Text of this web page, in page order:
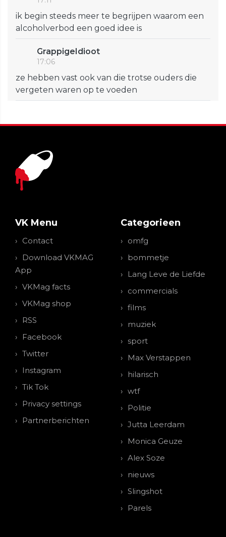
ik begin steeds meer te begrijpen waarom een
alcoholverbod een goed idee is
GrappigeIdioot
17:06
ze hebben vast ook van die trotse ouders die
vergeten waren op te voeden
VK Menu
Contact
Download VKMAG
App
VKMag facts
VKMag shop
RSS
Facebook
Twitter
Instagram
Tik Tok
Privacy settings
Partnerberichten
Categorieen
omfg
bommetje
Lang Leve de Liefde
commercials
films
muziek
sport
Max Verstappen
hilarisch
wtf
Politie
Jutta Leerdam
Monica Geuze
Alex Soze
nieuws
Slingshot
Parels